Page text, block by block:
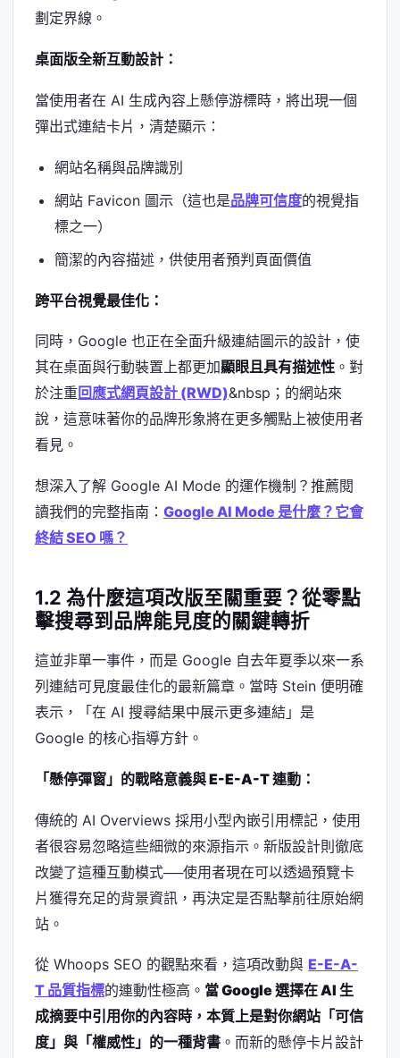
劃定界線。
桌面版全新互動設計：
當使用者在 AI 生成內容上懸停游標時，將出現一個
彈出式連結卡片，清楚顯示：
網站名稱與品牌識別
網站 Favicon 圖示（這也是品牌可信度的視覺指
標之一）
簡潔的內容描述，供使用者預判頁面價值
跨平台視覺最佳化：
同時，Google 也正在全面升級連結圖示的設計，使
其在桌面與行動裝置上都更加顯眼且具有描述性 。對
於注重 回應式網頁設計 (RWD)&nbsp；的網站來
說，這意味著你的品牌形象將在更多觸點上被使用者
看見。
想深入了解 Google AI Mode 的運作機制？推薦閱
讀我們的完整指南： Google AI Mode 是什麼？它會
終結 SEO 嗎？
1.2 為什麼這項改版至關重要？從零點
擊搜尋到品牌能見度的關鍵轉折
這並非單一事件，而是 Google 自去年夏季以來一系
列連結可見度最佳化的最新篇章。當時 Stein 便明確
表示，「在 AI 搜尋結果中展示更多連結」是
Google 的核心指導方針。
「懸停彈窗」的戰略意義與 E-E-A-T 連動：
傳統的 AI Overviews 採用小型內嵌引用標記，使用
者很容易忽略這些細微的來源指示。新版設計則徹底
改變了這種互動模式──使用者現在可以透過預覽卡
片獲得充足的背景資訊，再決定是否點擊前往原始網
站。
從 Whoops SEO 的觀點來看，這項改動與 E-E-A-
T 品質指標的連動性極高。 當 Google 選擇在 AI 生
成摘要中引用你的內容時，本質上是對你網站「可信
度」與「權威性」的一種背書 。而新的懸停卡片設計